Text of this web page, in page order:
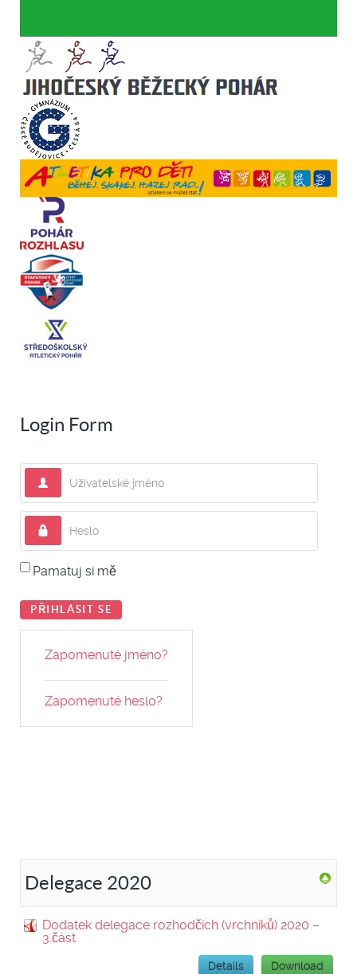
Login Form
Uživatelské jméno
Heslo
Pamatuj si mě
PŘIHLÁSIT SE
Zapomenuté jméno?
Zapomenuté heslo?
Delegace 2020
Dodatek delegace rozhodčích (vrchníků) 2020 –
3.část
Download
Details